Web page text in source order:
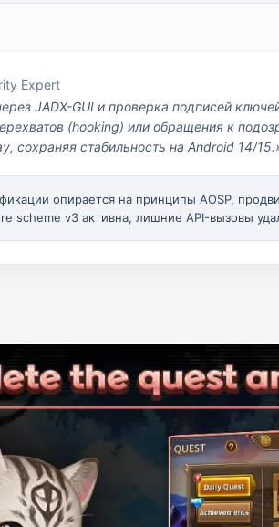
Expert
JADX-GUI и проверка подписей
(hooking) или обращения к
сохраняя стабильность на Android 14/
опирается на принципы AOSP,
scheme v3 активна, лишние API-вызовы